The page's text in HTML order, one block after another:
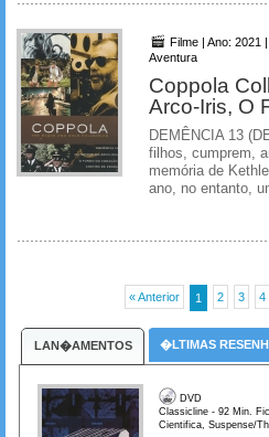
Filme | Ano:
Aventura
Coppola
Arco-Iris, O
DEMÊNCIA 13
filhos, cumprem,
memória de
ano, no entanto,
« Anterior 1 2 3 4
LAN�AMENTOS �LTIMAS
DVD
Classicline - 92 Min.
Cientifica, Suspense/